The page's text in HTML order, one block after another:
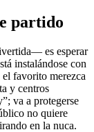
partido
es esperar
instalándose con
favorito merezca
y centros
va a protegerse
no quiere
en la nuca.